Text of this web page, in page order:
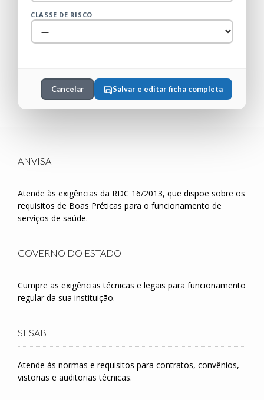
CLASSE DE RISCO
Cancelar Salvar e editar ficha completa
ANVISA
Atende às exigências da RDC 16/2013, que dispõe sobre os
requisitos de Boas Préticas para o funcionamento de
serviços de saúde.
GOVERNO DO ESTADO
Cumpre as exigências técnicas e legais para funcionamento
regular da sua instituição.
SESAB
Atende às normas e requisitos para contratos, convênios,
vistorias e auditorias técnicas.